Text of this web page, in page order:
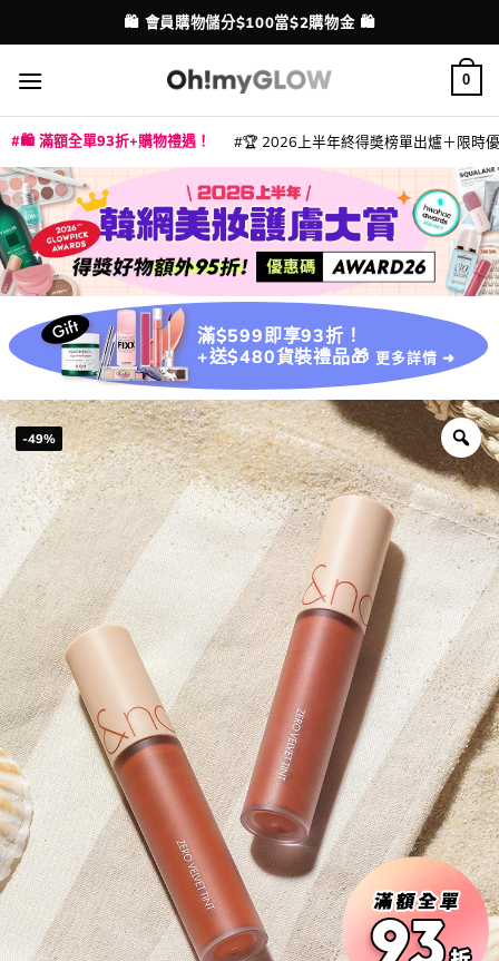
to
content
配送港澳
💳 支援消費券、FPS、八達通、PAYME、信用卡付款
0
🛍️ 滿額全單93折+購物禮遇！ 🏆 2026上半年終得奬榜單出爐＋限時
滿$599即享93折！
+送$480貨裝禮品🎁 更多詳情 ➜
-49%